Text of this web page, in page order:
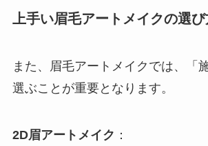
上手い眉毛アートメイクの選び
また、眉毛アートメイクでは、「
選ぶことが重要となります。
2D眉アートメイク ：